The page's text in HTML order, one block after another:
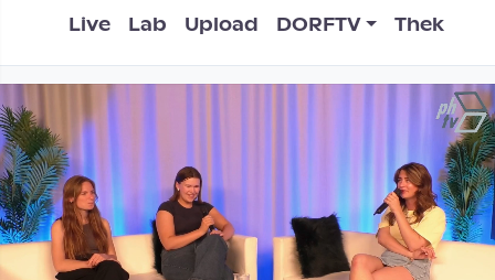
Hauptnavigation
Live Lab Upload DORFTV Thek